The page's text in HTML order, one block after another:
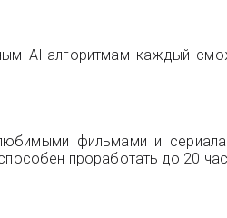
AI-алгоритмам каждый
любимыми фильмами и
проработать до 20